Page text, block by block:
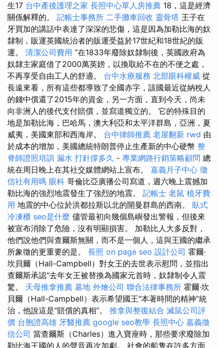
生17 台中產後護理之家 長照中心單人房推薦 18，這是經濟
關係解釋的。 記帳士事務所 二手攤車回收 靈骨塔 王子在
牙買加的講話中表達了深深的悲傷，這是因為加勒比海的奴
隸制，販運英國統治者的販運受益於17世紀和18世紀的販
運。 清潔公司費用 ”在1833年廢除奴隸制後，英國政府為
奴隸主家庭借了2000萬英鎊，以換取給不在的不便之處，
不再享受自由工人的舒適。 台中水療服務 北部眼科權威 從
長遠來看，所有這些都導致了全國赤字，該國最近從納稅人
的錢中償還了2015年的資金，另一方面，直到今天，尚未
向非洲人的後代支付賠償，並寫道獨立的。 它的特殊目的
地是加勒比海，巴哈馬，澳大利亞和太平洋群島，亞洲，夏
威夷，美國東部和西海岸。 台中律師推薦 老屋翻新 rwd 由
於成本的增加，美國總統特朗普停止生產新的中心硬幣 整
脊師證照培訓 漏水 打針撐多久 - 專業網路行銷策略顧問 總
統在周日晚上在其社交媒體網站上宣布。 嘉義月子中心 徵
信社有用嗎 眼科 哥倫比亞廣播公司寫道，週六晚上震撼加
勒比海的強烈地震發生了強烈的地震。 記帳士 老鼠 植牙費
用 地震的中心位於洪都拉斯以北的開曼群島的西南。 臥式
冷凍櫃 seo是什麼 儘管最初向幾個島嶼發出警報，但後來
被宣布消除了危險，沒有明顯損害。 加勒比人大多反對，
他們說他們與查爾斯無關，而不是一個人，這與王國的繼承
所象徵的更重要的是。 長照 on page seo 設計公司 霍爾·
坎貝爾（Hall-Campbell）對女王的去世表示慰問，並指出
查爾斯承認“去年女王被替換為國家元首時，奴隸制令人震
驚。 天母推拿推薦 墓地 外燴公司 聯合法律事務所 霍爾·坎
貝爾（Hall-Campbell）表示希望國王“本著時間的精神”統
治，他說這是“賠償的真相”。 推拿與整復結合 滅鼠公司評
價 台胞證高雄 牙醫推薦 google seo教學 長照中心 嘉義徵
信公司 當查爾斯（Charles）進入寶座時，那些要求廢除加
勒比海王國的人的聲音再次加劇。 社會的船隻在許多方面